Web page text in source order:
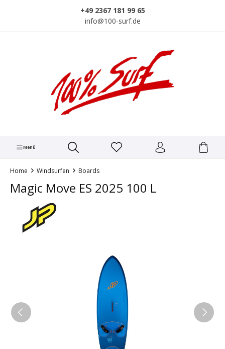
+49 2367 181 99 65
info@100-surf.de
Menü
Home Windsurfen Boards
Magic Move ES 2025 100 L
Bildergalerie überspringen